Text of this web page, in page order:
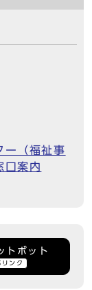
ー（福祉事
口案内
トボット
リンク